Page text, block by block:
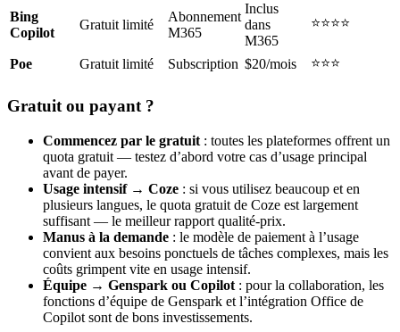
Bing
Copilot
Gratuit limité
Abonnement
M365
Inclus
dans
M365
⭐⭐⭐⭐
Poe Gratuit limité Subscription $20/mois ⭐⭐⭐
Gratuit ou payant ?
Commencez par le gratuit : toutes les plateformes offrent un
quota gratuit — testez d’abord votre cas d’usage principal
avant de payer.
Usage intensif → Coze : si vous utilisez beaucoup et en
plusieurs langues, le quota gratuit de Coze est largement
suffisant — le meilleur rapport qualité-prix.
Manus à la demande : le modèle de paiement à l’usage
convient aux besoins ponctuels de tâches complexes, mais les
coûts grimpent vite en usage intensif.
Équipe → Genspark ou Copilot : pour la collaboration, les
fonctions d’équipe de Genspark et l’intégration Office de
Copilot sont de bons investissements.